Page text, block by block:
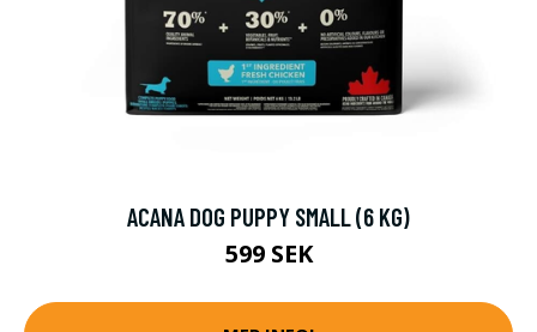
ACANA DOG PUPPY SMALL (6 KG)
599 SEK